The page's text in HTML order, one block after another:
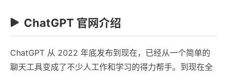
ChatGPT 官网介绍
ChatGPT 从 2022 年底发布到现在，已经从一个简单的
聊天工具变成了不少人工作和学习的得力帮手。到现在全